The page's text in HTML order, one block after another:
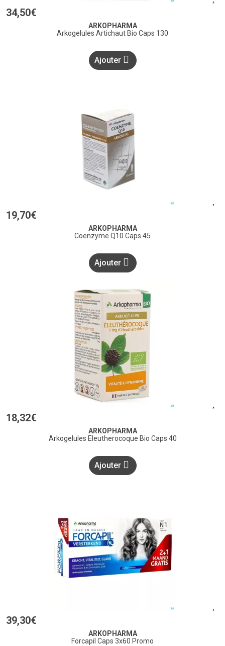
34,50€
ARKOPHARMA
Arkogelules Artichaut Bio Caps 130
Ajouter
19,70€
ARKOPHARMA
Coenzyme Q10 Caps 45
Ajouter
18,32€
ARKOPHARMA
Arkogelules Eleutherocoque Bio Caps 40
Ajouter
39,30€
ARKOPHARMA
Forcapil Caps 3x60 Promo